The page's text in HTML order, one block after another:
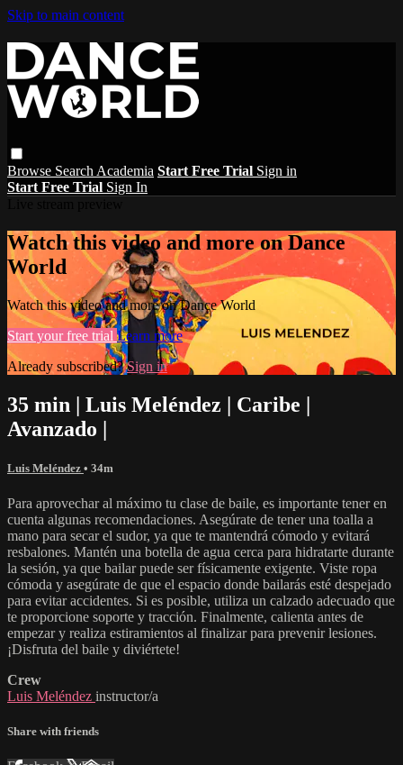
Skip to main content
Browse Search Academia Start Free Trial Sign in
Start Free Trial Sign In
Watch this video and more on Dance
World
Watch this video and more on Dance World
Start your free trial Learn more
Already subscribed?Sign in
35 min | Luis Meléndez | Caribe |
Avanzado |
Luis Meléndez • 34m
Para aprovechar al máximo tu clase de baile, es importante tener en
cuenta algunas recomendaciones. Asegúrate de tener una toalla a
mano para secar el sudor, ya que te mantendrá cómodo y evitará
resbalones. Mantén una botella de agua cerca para hidratarte durante
la sesión, ya que bailar puede ser físicamente exigente. Viste ropa
cómoda y asegúrate de que el espacio donde bailarás esté despejado
para evitar accidentes. Si es posible, utiliza un calzado adecuado que
te proporcione soporte y tracción. Finalmente, calienta antes de
empezar y realiza estiramientos al finalizar para prevenir lesiones.
¡Disfruta del baile y diviértete!
Crew
Luis Meléndez instructor/a
Share with friends